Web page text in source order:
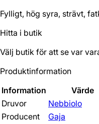
Fylligt, hög syra, strävt,
Hitta i butik
Välj butik för att se var
Produktinformation
Information
Värde
Druvor
Nebbiolo
Producent
Gaja